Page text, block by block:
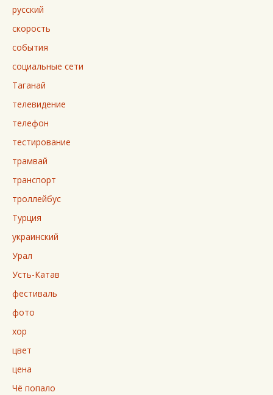
русский
скорость
события
социальные сети
Таганай
телевидение
телефон
тестирование
трамвай
транспорт
троллейбус
Турция
украинский
Урал
Усть-Катав
фестиваль
фото
хор
цвет
цена
Чё попало